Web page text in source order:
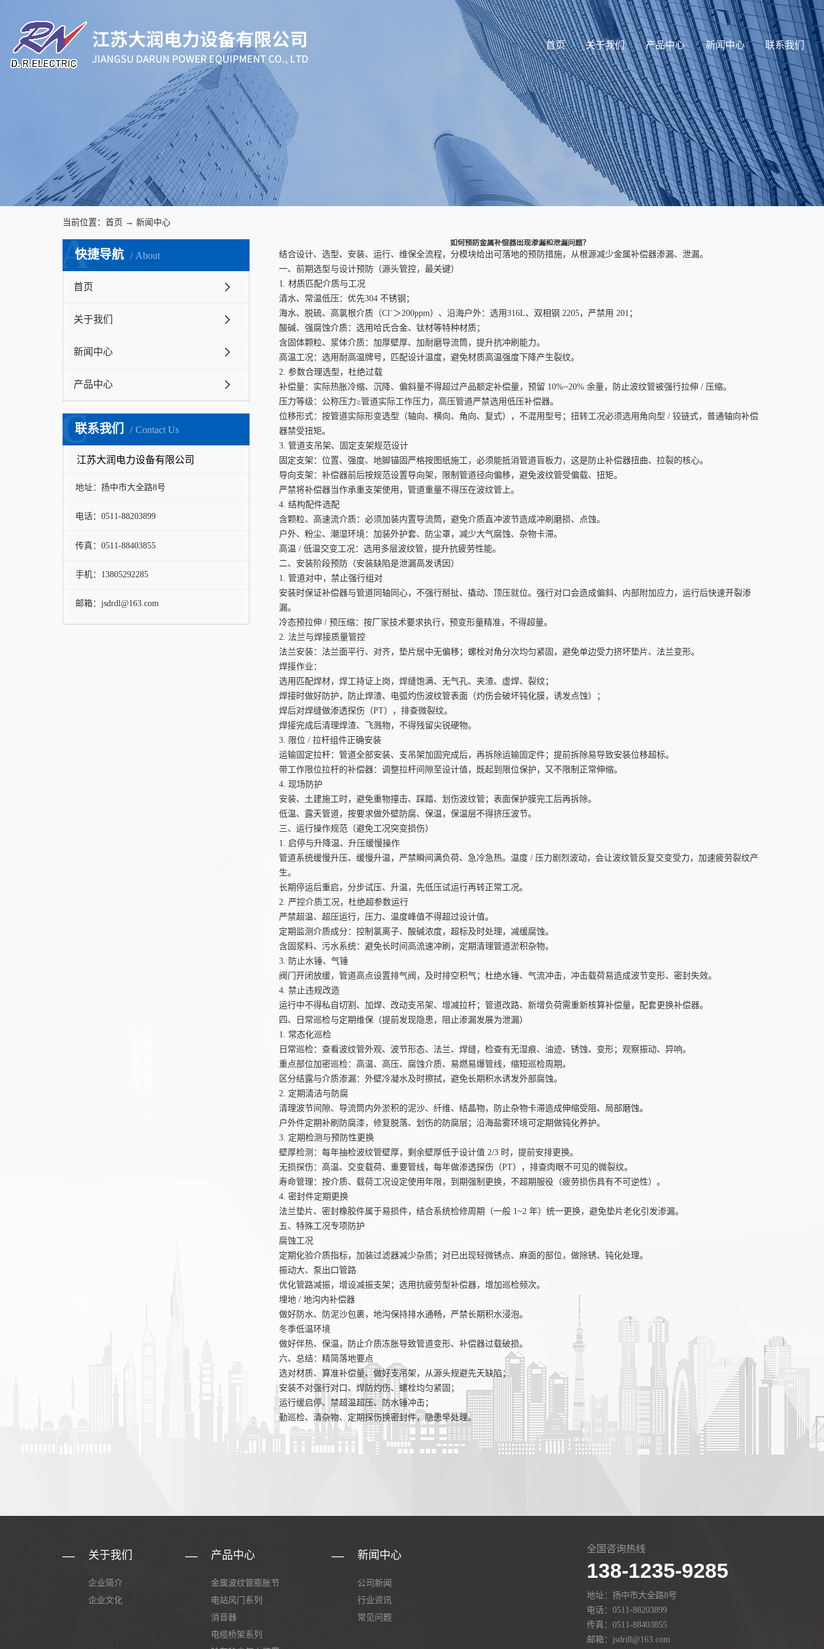
首页 关于我们 产品中心 新闻中心 联系我们
当前位置： 首页 → 新闻中心
快捷导航 About
A
首页
关于我们
新闻中心
产品中心
联系我们 Contact Us
C
江苏大润电力设备有限公司
地址：扬中市大全路8号
电话：0511-88203899
传真：0511-88403855
手机：13805292285
邮箱：jsdrdl@163.com
如何预防金属补偿器出现渗漏和泄漏问题？
结合设计、选型、安装、运行、维保全流程，分模块给出可落地的预防措施，从根源减少金属补偿器渗漏、泄漏。
一、前期选型与设计预防（源头管控，最关键）
1. 材质匹配介质与工况
清水、常温低压：优先304 不锈钢；
海水、脱硫、高氯根介质（Cl⁻＞200ppm）、沿海户外：选用316L、双相钢 2205，严禁用 201；
酸碱、强腐蚀介质：选用哈氏合金、钛材等特种材质；
含固体颗粒、浆体介质：加厚壁厚、加耐磨导流筒，提升抗冲刷能力。
高温工况：选用耐高温牌号，匹配设计温度，避免材质高温强度下降产生裂纹。
2. 参数合理选型，杜绝过载
补偿量：实际热胀冷缩、沉降、偏斜量不得超过产品额定补偿量，预留 10%~20% 余量，防止波纹管被强行拉伸 / 压缩。
压力等级：公称压力≥管道实际工作压力，高压管道严禁选用低压补偿器。
位移形式：按管道实际形变选型（轴向、横向、角向、复式），不混用型号；扭转工况必须选用角向型 / 铰链式，普通轴向补偿
器禁受扭矩。
3. 管道支吊架、固定支架规范设计
固定支架：位置、强度、地脚锚固严格按图纸施工，必须能抵消管道盲板力，这是防止补偿器扭曲、拉裂的核心。
导向支架：补偿器前后按规范设置导向架，限制管道径向偏移，避免波纹管受偏载、扭矩。
严禁将补偿器当作承重支架使用，管道重量不得压在波纹管上。
4. 结构配件选配
含颗粒、高速流介质：必须加装内置导流筒，避免介质直冲波节造成冲刷磨损、点蚀。
户外、粉尘、潮湿环境：加装外护套、防尘罩，减少大气腐蚀、杂物卡滞。
高温 / 低温交变工况：选用多层波纹管，提升抗疲劳性能。
二、安装阶段预防（安装缺陷是泄漏高发诱因）
1. 管道对中，禁止强行组对
安装时保证补偿器与管道同轴同心，不强行掰扯、撬动、顶压就位。强行对口会造成偏斜、内部附加应力，运行后快速开裂渗
漏。
冷态预拉伸 / 预压缩：按厂家技术要求执行，预变形量精准，不得超量。
2. 法兰与焊接质量管控
法兰安装：法兰面平行、对齐，垫片居中无偏移；螺栓对角分次均匀紧固，避免单边受力挤坏垫片、法兰变形。
焊接作业：
选用匹配焊材，焊工持证上岗，焊缝饱满、无气孔、夹渣、虚焊、裂纹；
焊接时做好防护，防止焊渣、电弧灼伤波纹管表面（灼伤会破坏钝化膜，诱发点蚀）；
焊后对焊缝做渗透探伤（PT），排查微裂纹。
焊接完成后清理焊渣、飞溅物，不得残留尖锐硬物。
3. 限位 / 拉杆组件正确安装
运输固定拉杆：管道全部安装、支吊架加固完成后，再拆除运输固定件；提前拆除易导致安装位移超标。
带工作限位拉杆的补偿器：调整拉杆间隙至设计值，既起到限位保护，又不限制正常伸缩。
4. 现场防护
安装、土建施工时，避免重物撞击、踩踏、划伤波纹管；表面保护膜完工后再拆除。
低温、露天管道，按要求做外壁防腐、保温，保温层不得挤压波节。
三、运行操作规范（避免工况突变损伤）
1. 启停与升降温、升压缓慢操作
管道系统缓慢升压、缓慢升温，严禁瞬间满负荷、急冷急热。温度 / 压力剧烈波动，会让波纹管反复交变受力，加速疲劳裂纹产
生。
长期停运后重启，分步试压、升温，先低压试运行再转正常工况。
2. 严控介质工况，杜绝超参数运行
严禁超温、超压运行，压力、温度峰值不得超过设计值。
定期监测介质成分：控制氯离子、酸碱浓度，超标及时处理，减缓腐蚀。
含固浆料、污水系统：避免长时间高流速冲刷，定期清理管道淤积杂物。
3. 防止水锤、气锤
阀门开闭放缓，管道高点设置排气阀，及时排空积气；杜绝水锤、气流冲击，冲击载荷易造成波节变形、密封失效。
4. 禁止违规改造
运行中不得私自切割、加焊、改动支吊架、增减拉杆；管道改路、新增负荷需重新核算补偿量，配套更换补偿器。
四、日常巡检与定期维保（提前发现隐患，阻止渗漏发展为泄漏）
1. 常态化巡检
日常巡检：查看波纹管外观、波节形态、法兰、焊缝，检查有无湿痕、油迹、锈蚀、变形；观察振动、异响。
重点部位加密巡检：高温、高压、腐蚀介质、易燃易爆管线，缩短巡检周期。
区分结露与介质渗漏：外壁冷凝水及时擦拭，避免长期积水诱发外部腐蚀。
2. 定期清洁与防腐
清理波节间隙、导流筒内外淤积的泥沙、纤维、结晶物，防止杂物卡滞造成伸缩受阻、局部磨蚀。
户外件定期补刷防腐漆，修复脱落、划伤的防腐层；沿海盐雾环境可定期做钝化养护。
3. 定期检测与预防性更换
壁厚检测：每年抽检波纹管壁厚，剩余壁厚低于设计值 2/3 时，提前安排更换。
无损探伤：高温、交变载荷、重要管线，每年做渗透探伤（PT），排查肉眼不可见的微裂纹。
寿命管理：按介质、载荷工况设定使用年限，到期强制更换，不超期服役（疲劳损伤具有不可逆性）。
4. 密封件定期更换
法兰垫片、密封橡胶件属于易损件，结合系统检修周期（一般 1~2 年）统一更换，避免垫片老化引发渗漏。
五、特殊工况专项防护
腐蚀工况
定期化验介质指标，加装过滤器减少杂质；对已出现轻微锈点、麻面的部位，做除锈、钝化处理。
振动大、泵出口管路
优化管路减振，增设减振支架；选用抗疲劳型补偿器，增加巡检频次。
埋地 / 地沟内补偿器
做好防水、防泥沙包裹，地沟保持排水通畅，严禁长期积水浸泡。
冬季低温环境
做好伴热、保温，防止介质冻胀导致管道变形、补偿器过载破损。
六、总结：精简落地要点
选对材质、算准补偿量、做好支吊架，从源头规避先天缺陷；
安装不对强行对口、焊防灼伤、螺栓均匀紧固；
运行缓启停、禁超温超压、防水锤冲击；
勤巡检、清杂物、定期探伤换密封件，隐患早处理。
关于我们
企业简介
企业文化
产品中心
金属波纹管膨胀节
电站风门系列
消音器
电缆桥架系列
新闻中心
公司新闻
行业资讯
常见问题
全国咨询热线
138-1235-9285
地址：扬中市大全路8号
电话：0511-88203899
传真：0511-88403855
邮箱：jsdrdl@163.com